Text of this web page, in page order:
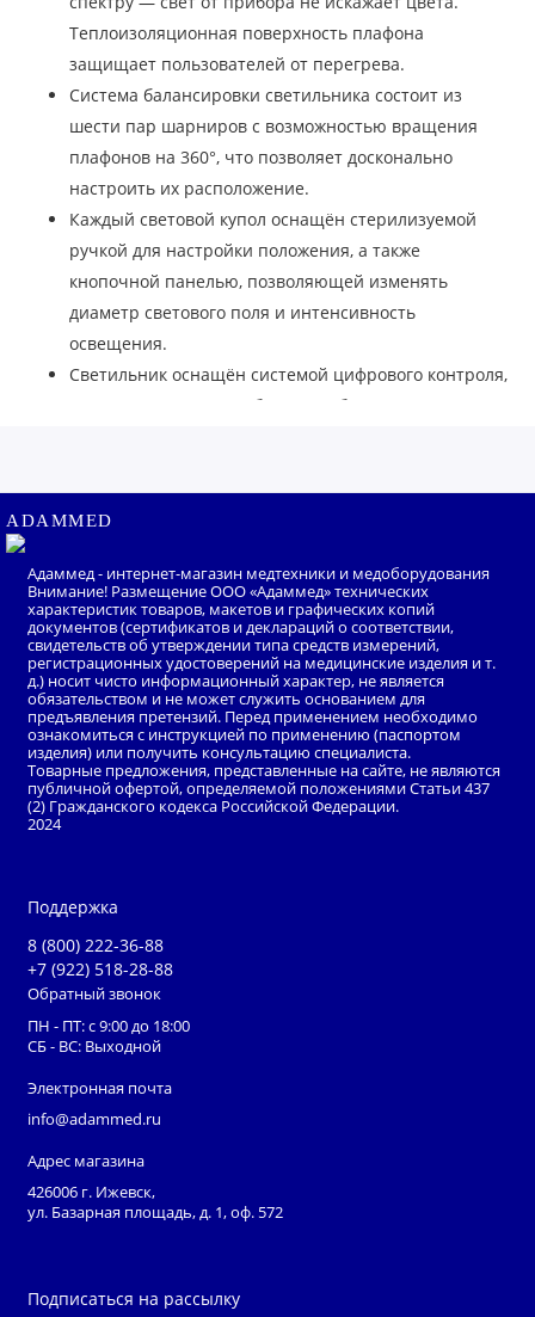
Теплоизоляционная поверхность плафона
защищает пользователей от перегрева.
Система балансировки светильника состоит из
шести пар шарниров с возможностью вращения
плафонов на 360°, что позволяет досконально
настроить их расположение.
Каждый световой купол оснащён стерилизуемой
ручкой для настройки положения, а также
кнопочной панелью, позволяющей изменять
диаметр светового поля и интенсивность
освещения.
Светильник оснащён системой цифрового контроля,
что позволяет ему стабильно работать при широком
основной лампы запасная включается с
минимальной задержкой. В комплекте со
два запасных предохранителя.
Потолочный двухкупольный хирургический
светильник Армед ЕЛ700/500 отечественного
производства оснащён галогеновыми лампами и
системой мультизеркального отражения,
обеспечивающей бестеневое освещение. Мощность
светильника позволяет использовать его во время
самых сложных операций. Конструкция состоит из
ADAMMED
Адаммед - интернет-магазин медтехники и медоборудования
Внимание! Размещение ООО «Адаммед» технических
характеристик товаров, макетов и графических копий
документов (сертификатов и деклараций о соответствии,
свидетельств об утверждении типа средств измерений,
регистрационных удостоверений на медицинские изделия и т.
д.) носит чисто информационный характер, не является
обязательством и не может служить основанием для
предъявления претензий. Перед применением необходимо
ознакомиться с инструкцией по применению (паспортом
изделия) или получить консультацию специалиста.
Товарные предложения, представленные на сайте, не являются
публичной офертой, определяемой положениями Статьи 437
(2) Гражданского кодекса Российской Федерации.
2024
Поддержка
8 (800) 222-36-88
+7 (922) 518-28-88
Обратный звонок
ПН - ПТ: с 9:00 до 18:00
СБ - ВС: Выходной
Электронная почта
info@adammed.ru
Адрес магазина
426006 г. Ижевск,
ул. Базарная площадь, д. 1, оф. 572
Подписаться на рассылку